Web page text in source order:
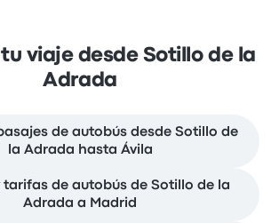
viaje desde Sotillo de la
Adrada
de autobús desde Sotillo de
la Adrada hasta Ávila
tarifas de autobús de Sotillo de la
Adrada a Madrid